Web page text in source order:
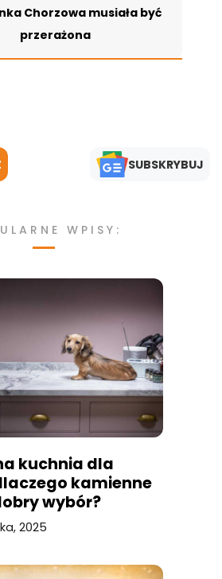
Chorzowa musiała być
przerażona
SUBSKRYBUJ
WPISY:
kuchnia dla
kamienne
wybór?
2025